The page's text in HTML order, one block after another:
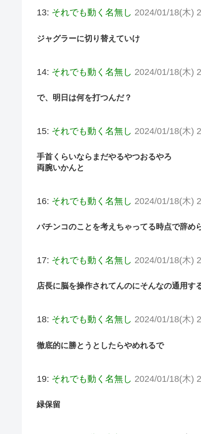
13: それでも動く名無し 2024/01/18(木)
ジャグラーに切り替えていけ
14: それでも動く名無し 2024/01/18(木)
で、明日は何を打つんだ？
15: それでも動く名無し 2024/01/18(木)
手首くらいならまだやるやつおるやろ
両腕いかんと
16: それでも動く名無し 2024/01/18(木)
パチンコのことを考えちゃってる時点で辞め
17: それでも動く名無し 2024/01/18(木)
店長に脳を操作されてんのにそんなの通用す
18: それでも動く名無し 2024/01/18(木)
徹底的に勝とうとしたらやめれるで
19: それでも動く名無し 2024/01/18(木)
緑保留